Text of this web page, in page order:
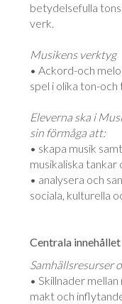
betydelsefulla
verk.
Musikens verktyg
• Ackord-och
spel i olika ton-
Eleverna ska i
sin förmåga att:
• skapa musik
musikaliska tankar
• analysera och
sociala, kulturella
Centrala
Samhällsresurser
• Skillnader
makt och